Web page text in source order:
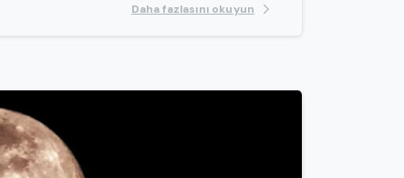
Daha fazlasını okuyun